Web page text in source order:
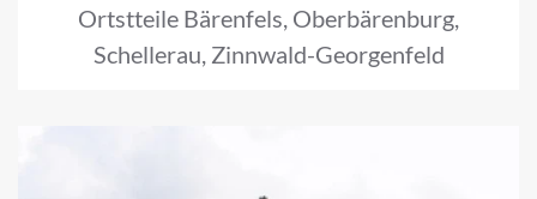
Ortstteile Bärenfels, Oberbärenburg,
Schellerau, Zinnwald-Georgenfeld